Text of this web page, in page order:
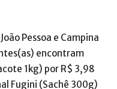
Pessoa e Campina
encontram
1kg) por R$ 3,98
Fugini (Sachê 300g)